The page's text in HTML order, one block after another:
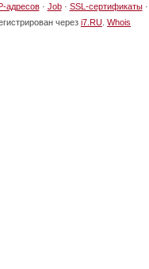
адресов· Job· SSL-сертификаты·
через i7.RU Whois